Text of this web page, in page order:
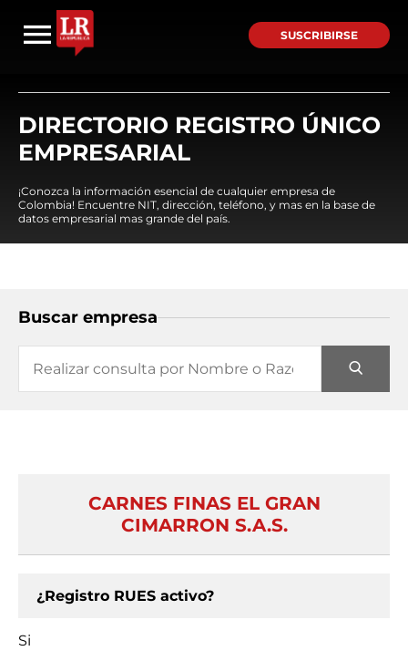
SUSCRIBIRSE
DIRECTORIO REGISTRO ÚNICO
EMPRESARIAL
¡Conozca la información esencial de cualquier empresa de
Colombia! Encuentre NIT, dirección, teléfono, y mas en la base de
datos empresarial mas grande del país.
Buscar empresa
CARNES FINAS EL GRAN
CIMARRON S.A.S.
¿Registro RUES activo?
Si